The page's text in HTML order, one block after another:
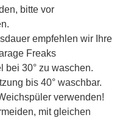
bitte vor
empfehlen wir Ihre
Freaks
bei 30° zu waschen.
bis 40° waschbar.
verwenden!
mit gleichen